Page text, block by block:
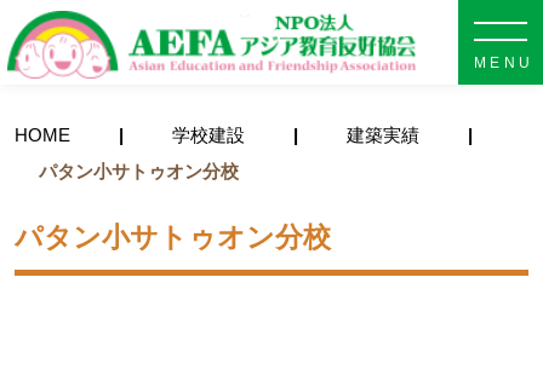
HOME 学校建設
建築実績
パタン小サトゥオン分校
パタン小サトゥオン分校